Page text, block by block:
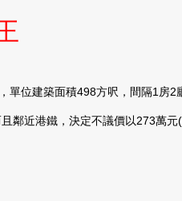
位建築面積498方呎，間隔1房
港鐵，決定不議價以273萬元